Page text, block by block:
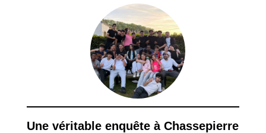
Une véritable enquête à Chassepierre